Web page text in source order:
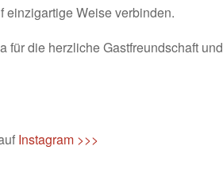
einzigartige Weise verbinden.
für die herzliche Gastfreundschaft und
Instagram >>>